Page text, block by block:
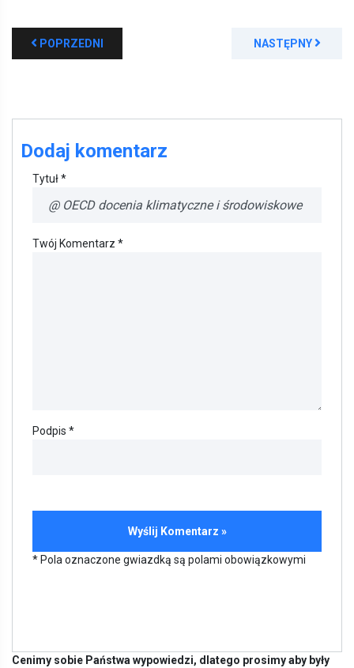
POPRZEDNI NASTĘPNY
Dodaj komentarz
Tytuł *
Twój Komentarz *
Podpis *
* Pola oznaczone gwiazdką są polami obowiązkowymi
Cenimy sobie Państwa wypowiedzi, dlatego prosimy aby były